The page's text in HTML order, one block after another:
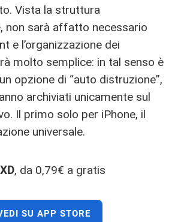
Vista la struttura
non sarà affatto necessario
e l’organizzazione dei
molto semplice: in tal senso è
opzione di “auto distruzione”,
archiviati unicamente sul
Il primo solo per iPhone, il
universale.
, da 0,79€ a gratis
SU APP STORE